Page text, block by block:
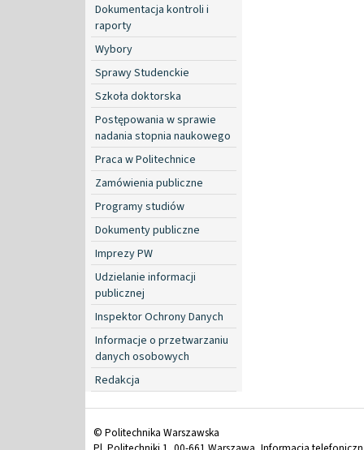
Dokumentacja kontroli i
raporty
Wybory
Sprawy Studenckie
Szkoła doktorska
Postępowania w sprawie
nadania stopnia naukowego
Praca w Politechnice
Zamówienia publiczne
Programy studiów
Dokumenty publiczne
Imprezy PW
Udzielanie informacji
publicznej
Inspektor Ochrony Danych
Informacje o przetwarzaniu
danych osobowych
Redakcja
© Politechnika Warszawska